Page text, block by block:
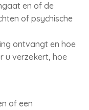
en of de
of psychische
ontvangt en hoe
u verzekert, hoe
of een